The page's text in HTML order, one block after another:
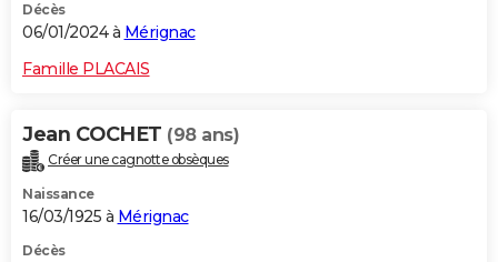
Décès
06/01/2024 à Mérignac
Famille PLACAIS
Jean COCHET (98 ans)
Créer une cagnotte obsèques
Naissance
16/03/1925 à Mérignac
Décès